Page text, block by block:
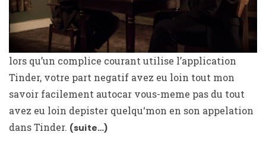
lors qu’un complice courant utilise l’application
Tinder, votre part negatif avez eu loin tout mon
savoir facilement autocar vous-meme pas du tout
avez eu loin depister quelqu‘mon en son appelation
dans Tinder. (suite…)